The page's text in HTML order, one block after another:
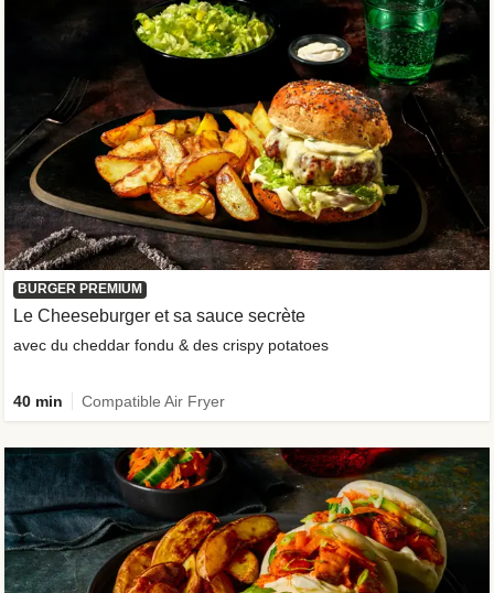
BURGER PREMIUM
Le Cheeseburger et sa sauce secrète
avec du cheddar fondu & des crispy potatoes
40 min Compatible Air Fryer